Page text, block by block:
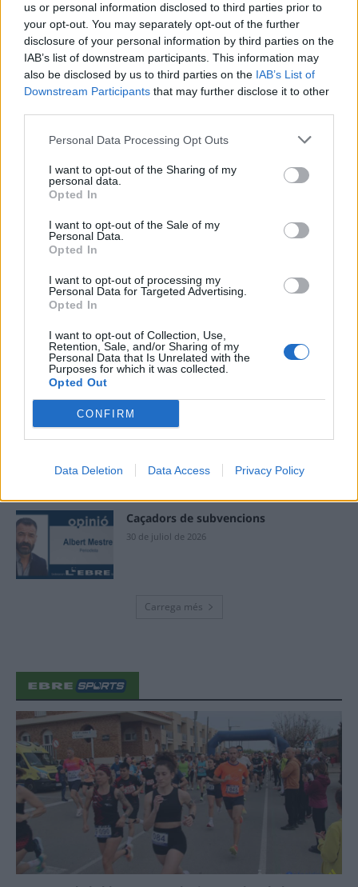
us or personal information disclosed to third parties prior to
your opt-out. You may separately opt-out of the further
disclosure of your personal information by third parties on the
IAB’s list of downstream participants. This information may
also be disclosed by us to third parties on the IAB’s List of
Downstream Participants that may further disclose it to other
Personal Data Processing Opt Outs
I want to opt-out of the Sharing of my
personal data.
Opted In
I want to opt-out of the Sale of my
Personal Data.
Opted In
I want to opt-out of processing my
Personal Data for Targeted Advertising.
Opted In
I want to opt-out of Collection, Use,
Retention, Sale, and/or Sharing of my
Personal Data that Is Unrelated with the
Purposes for which it was collected.
Opted Out
CONFIRM
Data Deletion Data Access Privacy Policy
Deseu el meu nom, el correu electrònic i el lloc web en
aquest navegador per a la propera vegada que comenti.
ÚLTIMES NOTÍCIES
Els vestits de paper guanyen força
31 de juliol de 2026
“L’eclipsi serà una oportunitat també
per a gaudir de les Festes Majors
d’Amposta”
Blaumut lidera el cartell musical de les
Festes
Caçadors de subvencions
30 de juliol de 2026
Carrega més